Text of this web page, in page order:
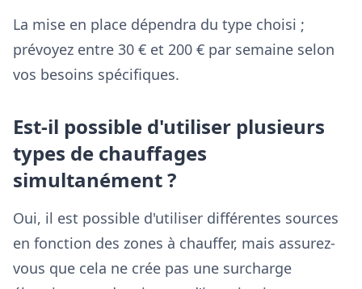
La mise en place dépendra du type choisi ;
prévoyez entre 30 € et 200 € par semaine selon
vos besoins spécifiques.
Est-il possible d'utiliser plusieurs
types de chauffages
simultanément ?
Oui, il est possible d'utiliser différentes sources
en fonction des zones à chauffer, mais assurez-
vous que cela ne crée pas une surcharge